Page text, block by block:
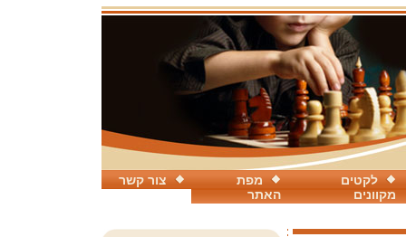
צור קשר
מפת
האתר
לקטים
מקוונים